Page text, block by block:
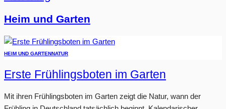
Heim und Garten
HEIM UND GARTENNATUR
Erste Frühlingsboten im Garten
Mit ihren Frühlingsboten im Garten zeigt die Natur, wann der